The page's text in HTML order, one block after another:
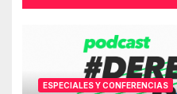
ESPECIALES Y CONFERENCIAS